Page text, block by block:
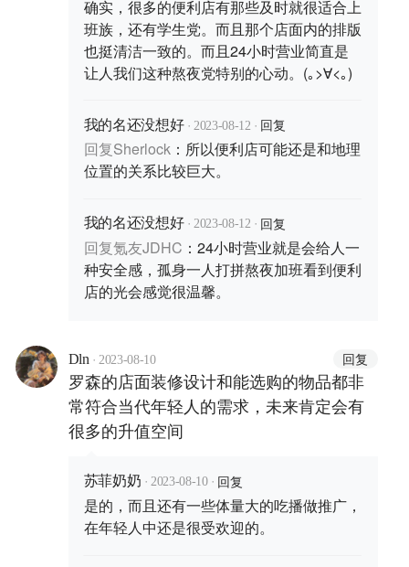
确实，很多的便利店有那些及时就很适合上
班族，还有学生党。而且那个店面内的排版
也挺清洁一致的。而且24小时营业简直是
让人我们这种熬夜党特别的心动。(｡>∀<｡)
我的名还没想好 · 2023-08-12 · 回复
回复Sherlock： 所以便利店可能还是和地理
位置的关系比较巨大。
我的名还没想好 · 2023-08-12 · 回复
回复氪友JDHC ： 24小时营业就是会给人一
种安全感，孤身一人打拼熬夜加班看到便利
店的光会感觉很温馨。
Dln · 2023-08-10 回复
罗森的店面装修设计和能选购的物品都非
常符合当代年轻人的需求，未来肯定会有
很多的升值空间
苏菲奶奶 · 2023-08-10 · 回复
是的，而且还有一些体量大的吃播做推广，
在年轻人中还是很受欢迎的。